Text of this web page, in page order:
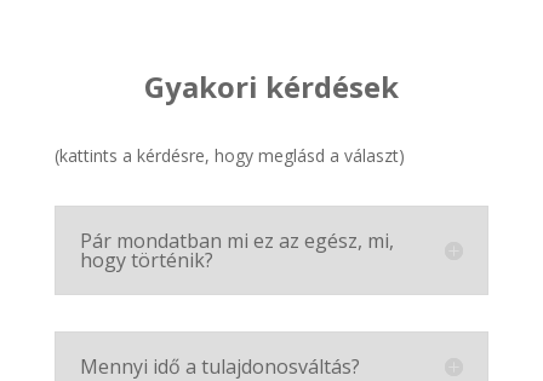
Gyakori kérdések
(kattints a kérdésre, hogy meglásd a választ)
Pár mondatban mi ez az egész, mi,
hogy történik?
Mennyi idő a tulajdonosváltás?